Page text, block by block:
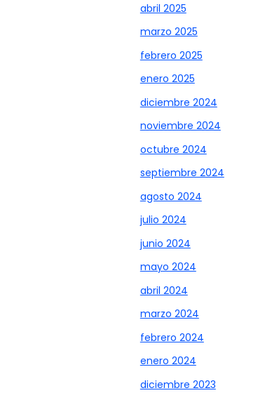
abril 2025
marzo 2025
febrero 2025
enero 2025
diciembre 2024
noviembre 2024
octubre 2024
septiembre 2024
agosto 2024
julio 2024
junio 2024
mayo 2024
abril 2024
marzo 2024
febrero 2024
enero 2024
diciembre 2023